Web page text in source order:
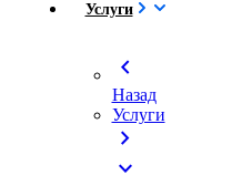
Услуги
chevron_left
Назад
Услуги
chevron_right
expand_more